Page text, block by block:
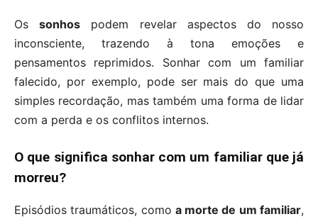
Ossonhos podem revelar aspectos do nosso
inconsciente, trazendo à tona emoções e
pensamentos reprimidos. Sonhar com um familiar
falecido, por exemplo, pode ser mais do que uma
simples recordação, mas também uma forma de lidar
com a perda e os conflitos internos.
O que significa sonhar com um familiar que já
morreu?
Episódios traumáticos, como a morte de um familiar,